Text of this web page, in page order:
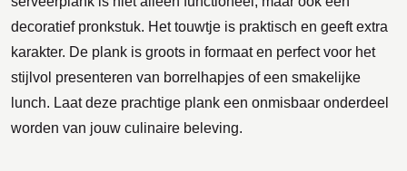
decoratief pronkstuk. Het touwtje is praktisch en geeft extra
karakter. De plank is groots in formaat en perfect voor het
stijlvol presenteren van borrelhapjes of een smakelijke
lunch. Laat deze prachtige plank een onmisbaar onderdeel
worden van jouw culinaire beleving.